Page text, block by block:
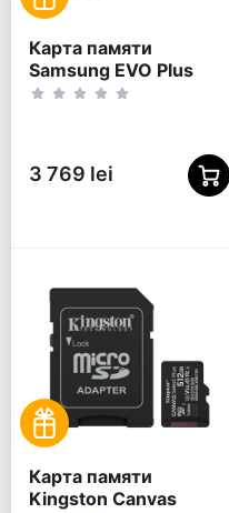
Карта памяти
Samsung EVO Plus
MicroSDXC, 1024Гб
3 769 lei
Карта памяти
Kingston Canvas